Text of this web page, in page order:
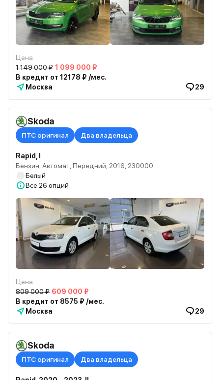
Цена
1 149 000 ₽ 1 099 000 ₽
В кредит от 12178 ₽ /мес.
Москва
29
Skoda
ПТС оригинал Два владельца
Rapid, I
Бензин, Автомат, Передний, 2016, 230000
Белый
Все 26 опций
Цена
809 000 ₽ 609 000 ₽
В кредит от 8575 ₽ /мес.
Москва
29
Skoda
ПТС оригинал Два владельца